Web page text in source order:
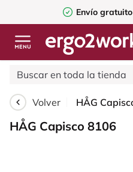
Envío gratuito
Volver
HÅG Capisco 8106